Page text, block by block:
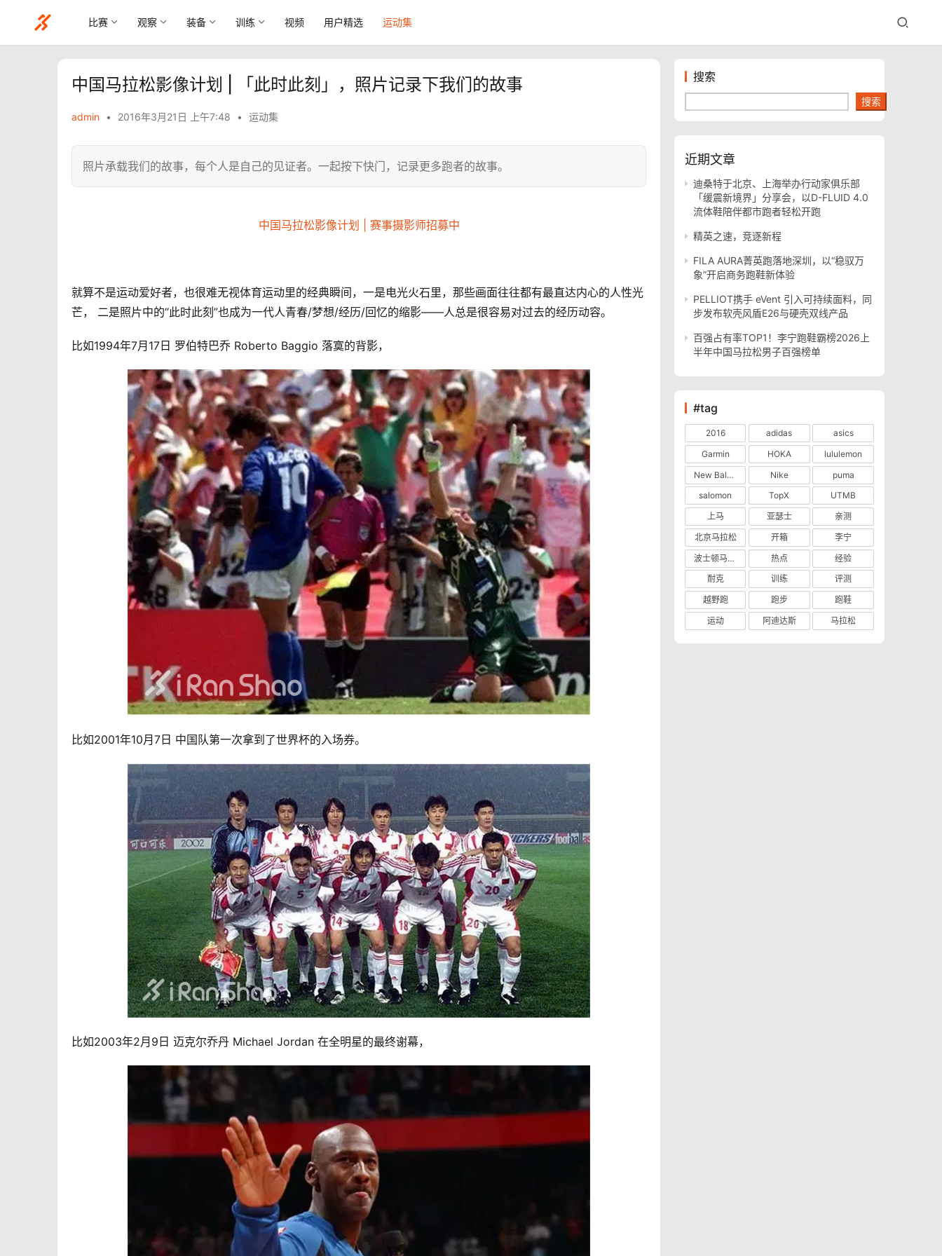
比赛 观察 装备 训练 视频 用户精选 运动集
中国马拉松影像计划 | 「此时此刻」，照片记录下我们的故事
admin • 2016年3月21日 上午7:48 • 运动集
照片承载我们的故事，每个人是自己的见证者。一起按下快门，记录更多跑者的故事。
中国马拉松影像计划 | 赛事摄影师招募中
就算不是运动爱好者，也很难无视体育运动里的经典瞬间，一是电光火石里，那些画面往往都有最直达内心的人性光
芒， 二是照片中的“此时此刻”也成为一代人青春/梦想/经历/回忆的缩影——人总是很容易对过去的经历动容。
比如1994年7月17日 罗伯特巴乔 Roberto Baggio 落寞的背影，
比如2001年10月7日 中国队第一次拿到了世界杯的入场券。
比如2003年2月9日 迈克尔乔丹 Michael Jordan 在全明星的最终谢幕，
搜索
搜索
近期文章
迪桑特于北京、上海举办行动家俱乐部
「缓震新境界」分享会，以D-FLUID 4.0
流体鞋陪伴都市跑者轻松开跑
精英之速，竞逐新程
FILA AURA菁英跑落地深圳，以“稳驭万
象”开启商务跑鞋新体验
PELLIOT携手 eVent 引入可持续面料，同
步发布软壳风盾E26与硬壳双线产品
百强占有率TOP1！李宁跑鞋霸榜2026上
半年中国马拉松男子百强榜单
#tag
2016 adidas
asics
Garmin
HOKA
lululemon
New Balance
Nike
puma
salomon
TopX
UTMB
上马
亚瑟士
亲测
北京马拉松
开箱
李宁
波士顿马拉松
热点
经验
耐克
训练
评测
越野跑
跑步
跑鞋
运动
阿迪达斯 马拉松